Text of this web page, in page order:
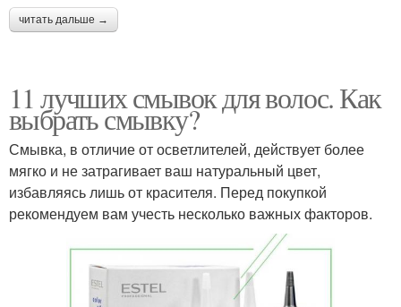
читать дальше →
11 лучших смывок для волос. Как
выбрать смывку?
Смывка, в отличие от осветлителей, действует более
мягко и не затрагивает ваш натуральный цвет,
избавляясь лишь от красителя. Перед покупкой
рекомендуем вам учесть несколько важных факторов.